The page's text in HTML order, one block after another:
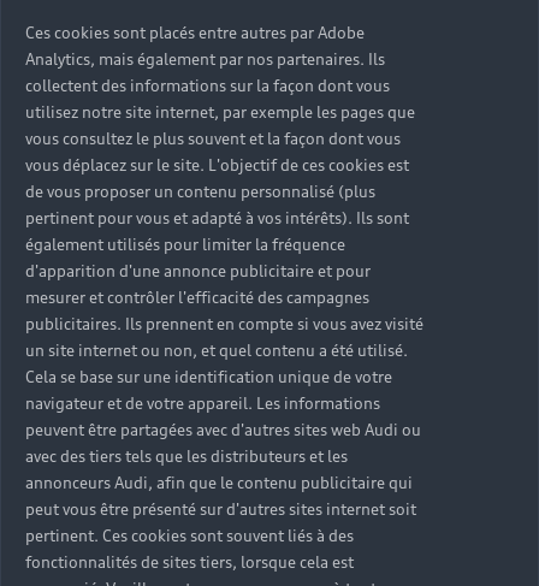
Ces cookies sont placés entre autres par Adobe
Analytics, mais également par nos partenaires. Ils
collectent des informations sur la façon dont vous
utilisez notre site internet, par exemple les pages que
vous consultez le plus souvent et la façon dont vous
vous déplacez sur le site. L'objectif de ces cookies est
de vous proposer un contenu personnalisé (plus
pertinent pour vous et adapté à vos intérêts). Ils sont
également utilisés pour limiter la fréquence
d'apparition d'une annonce publicitaire et pour
mesurer et contrôler l'efficacité des campagnes
publicitaires. Ils prennent en compte si vous avez visité
un site internet ou non, et quel contenu a été utilisé.
Cela se base sur une identification unique de votre
navigateur et de votre appareil. Les informations
peuvent être partagées avec d'autres sites web Audi ou
avec des tiers tels que les distributeurs et les
annonceurs Audi, afin que le contenu publicitaire qui
peut vous être présenté sur d'autres sites internet soit
pertinent. Ces cookies sont souvent liés à des
fonctionnalités de sites tiers, lorsque cela est